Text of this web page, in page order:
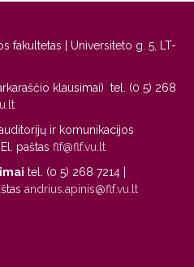
fakultetas | Universiteto g. 5, LT-
klausimai) tel. (0 5) 268
ir komunikacijos
paštas flf@flf.vu.lt
tel. (0 5) 268 7214 |
andrius.apinis@flf.vu.lt